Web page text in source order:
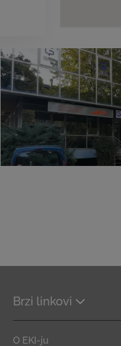
Brzi linkovi
O EKI-ju